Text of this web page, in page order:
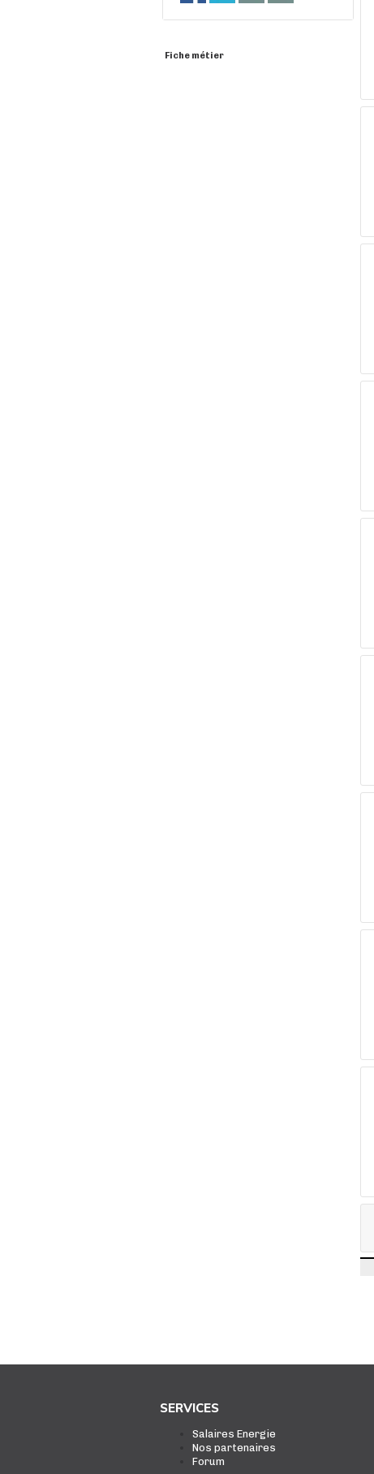
Fiche métier
SERVICES
Salaires Energie
Nos partenaires
Forum